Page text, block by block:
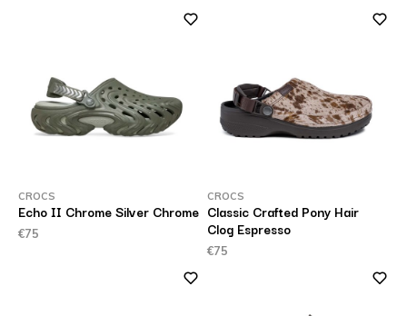
CROCS
Echo II Chrome Silver Chrome
€75
CROCS
Classic Crafted Pony Hair
Clog Espresso
€75